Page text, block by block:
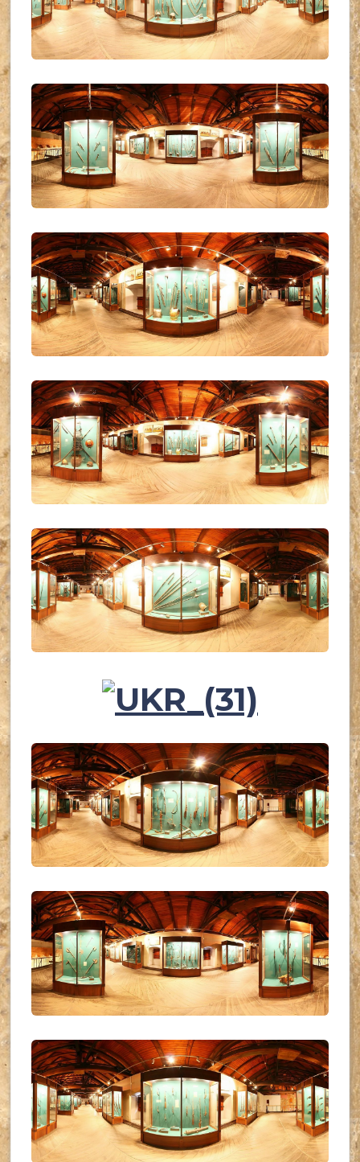
UKR_(26)
UKR_(27)
UKR_(28)
UKR_(29)
UKR_(31)
UKR_(32)
UKR_(33)